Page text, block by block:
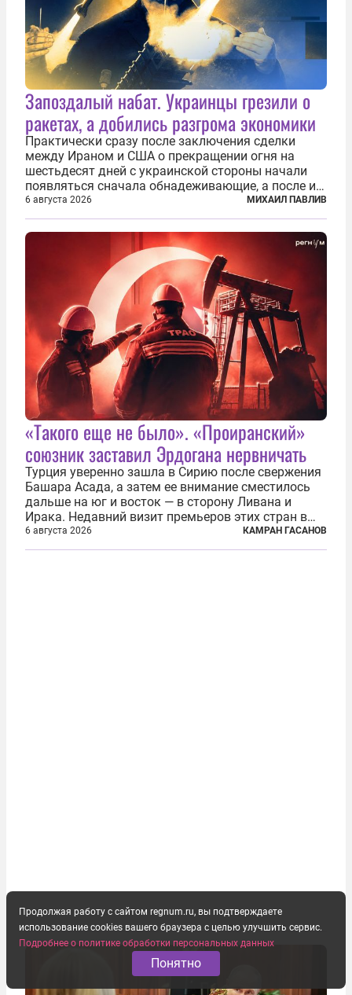
Запоздалый набат. Украинцы грезили о
ракетах, а добились разгрома экономики
Практически сразу после заключения сделки
между Ираном и США о прекращении огня на
шестьдесят дней с украинской стороны начали
появляться сначала обнадеживающие, а после и
вовсе бравурные заявления про некий «перелом»
в войне. Вероятно, в сознании первых лиц
киевского режима и стоящих за ними...
6 августа 2026 МИХАИЛ ПАВЛИВ
«Такого еще не было». «Проиранский»
союзник заставил Эрдогана нервничать
Турция уверенно зашла в Сирию после свержения
Башара Асада, а затем ее внимание сместилось
дальше на юг и восток — в сторону Ливана и
Ирака. Недавний визит премьеров этих стран в
Анкару, договоры об участии турецкой компании
TPAO в разработке нефти иракского Киркука и
6 августа 2026 КАМРАН ГАСАНОВ
Продолжая работу с сайтом regnum.ru, вы подтверждаете
использование cookies вашего браузера с целью улучшить сервис.
Подробнее о политике обработки персональных данных
Понятно